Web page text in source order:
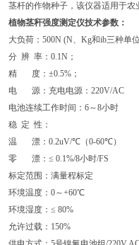
茎杆的作物种子，该仪器适用于农
植物茎秆强度测定仪技术参数：
大负荷：500N (N、Kg和ib三种单
分 辨 率：0.1N；
精 度：±0.5%；
电 源：充电电源：220V/AC
电池连续工作时间：6～8小时
稳 定 性：
温 漂：0.2uV/℃（0-60℃）
零 漂：≤ 0.1%/8小时/FS
标定范围：满量程标定
环境温度：0～+60℃
环境湿度：≤ 80%
允许过载：150%